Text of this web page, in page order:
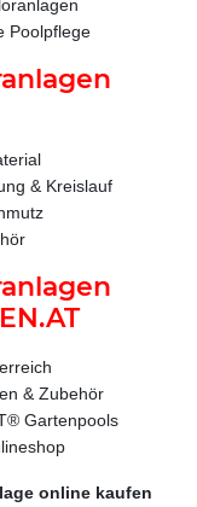
Poolpflege
& Kreislauf
& Zubehör
Gartenpools
online kaufen